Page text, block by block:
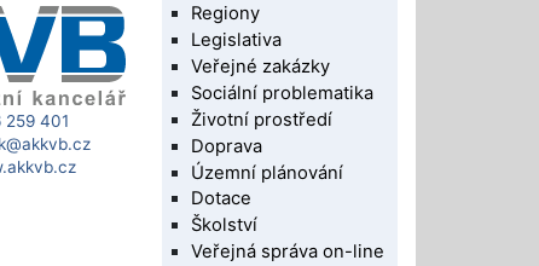
259 401
Regiony
Legislativa
Veřejné zakázky
Sociální problematika
Životní prostředí
Doprava
Územní plánování
Dotace
Školství
Veřejná správa on-line